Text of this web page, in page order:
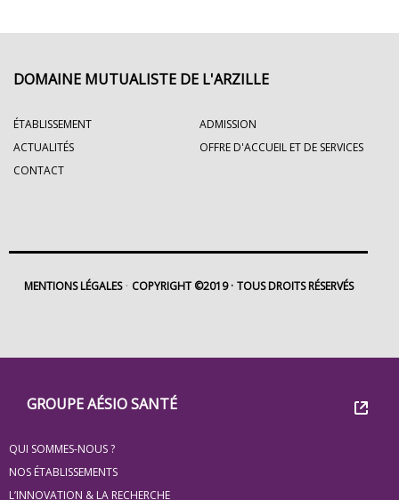
Groupe
Eovi
pour
GROUPE AÉSIO SANTÉ
QUI SOMMES-NOUS ?
NOS ÉTABLISSEMENTS
L’INNOVATION & LA RECHERCHE
DOMAINE MUTUALISTE DE L'ARZILLE
ÉTABLISSEMENT
ADMISSION
ACTUALITÉS
OFFRE D'ACCUEIL ET DE SERVICES
CONTACT
MENTIONS LÉGALES COPYRIGHT ©2019 TOUS DROITS RÉSERVÉS